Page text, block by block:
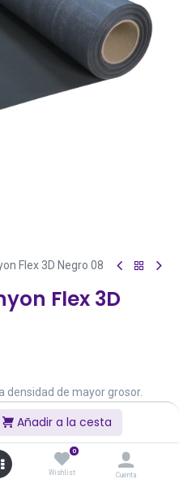
Añadir a la cesta
0
Wishlist Cuenta
Flex 3D Negro 08
Flex 3D
densidad de mayor grosor.
caracteriza por su tacto
Aplicar sobre tejidos
Tiene liner sin adhesivo y se